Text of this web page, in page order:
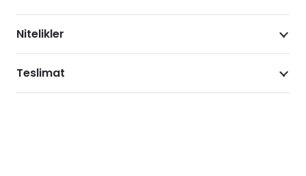
Nitelikler
Teslimat